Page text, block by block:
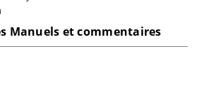
Manuels et commentaires